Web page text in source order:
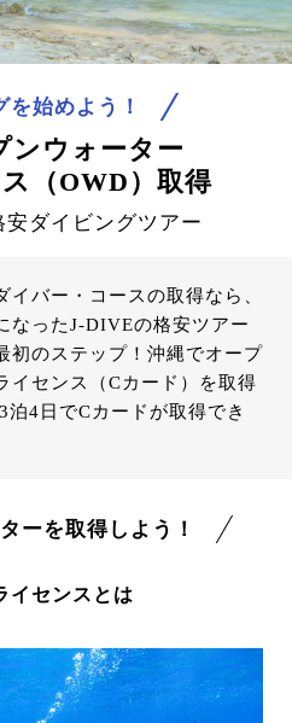
を始めよう！
ンウォーター
（OWD）取得
ダイビングツアー
バー・コースの取得なら、
なったJ-DIVEの格安ツアー
初のステップ！沖縄でオープ
イセンス（Cカード）を取得
4日でCカードが取得でき
ーを取得しよう！
イセンスとは